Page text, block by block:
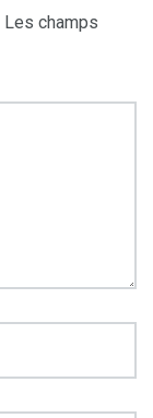
Les champs